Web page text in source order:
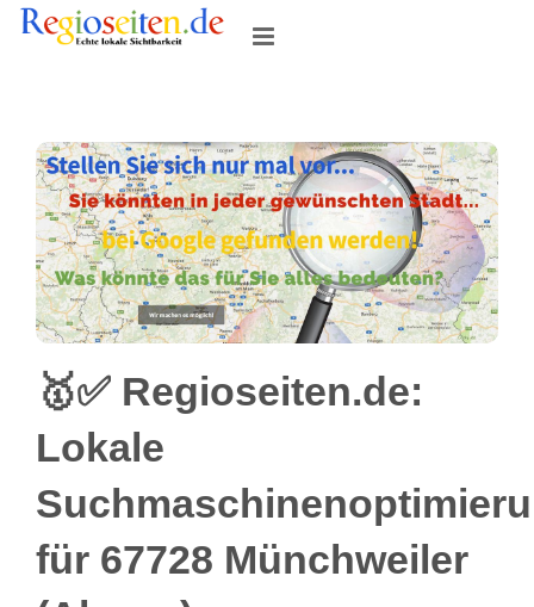
Skip
🥇✅ Regioseiten.de:
Lokale
für 67728 Münchweiler